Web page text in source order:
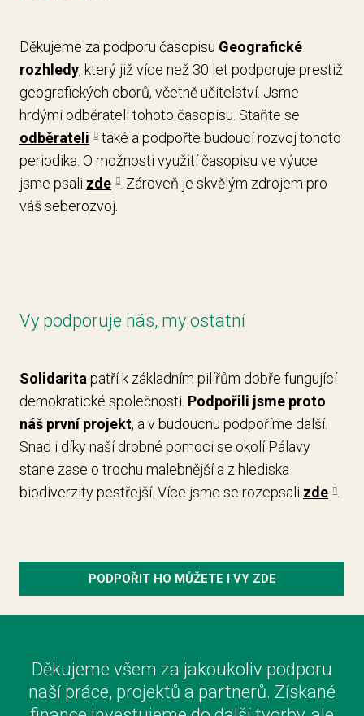
Děkujeme za podporu časopisu Geografické
rozhledy, který již více než 30 let podporuje prestiž
geografických oborů, včetně učitelství. Jsme
hrdými odběrateli tohoto časopisu. Staňte se
odběrateli také a podpořte budoucí rozvoj tohoto
periodika. O možnosti využití časopisu ve výuce
jsme psali zde . Zároveň je skvělým zdrojem pro
váš seberozvoj.
Vy podporuje nás, my ostatní
Solidarita patří k základním pilířům dobře fungující
demokratické společnosti. Podpořili jsme proto
náš první projekt, a v budoucnu podpoříme další.
Snad i díky naší drobné pomoci se okolí Pálavy
stane zase o trochu malebnější a z hlediska
biodiverzity pestřejší. Více jsme se rozepsali zde .
PODPOŘIT HO MŮŽETE I VY ZDE
Děkujeme všem za jakoukoliv podporu
naší práce, projektů a partnerů. Získané